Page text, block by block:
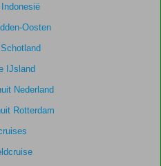
Oosten
IJsland
Nederland
Rotterdam